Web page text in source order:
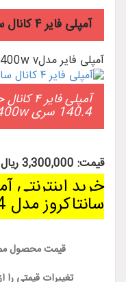
آمپلی فایر ۴ کانال سانتاکروز مدل HP-140.4
آمپلی فایر مدل1400w v
140.4 سری HI level 1400w
قیمت: 3,300,000 ریال
سانتاکروز مدل HP-140.4
قیمت محصول
تغییرات قیمتی را از شماره